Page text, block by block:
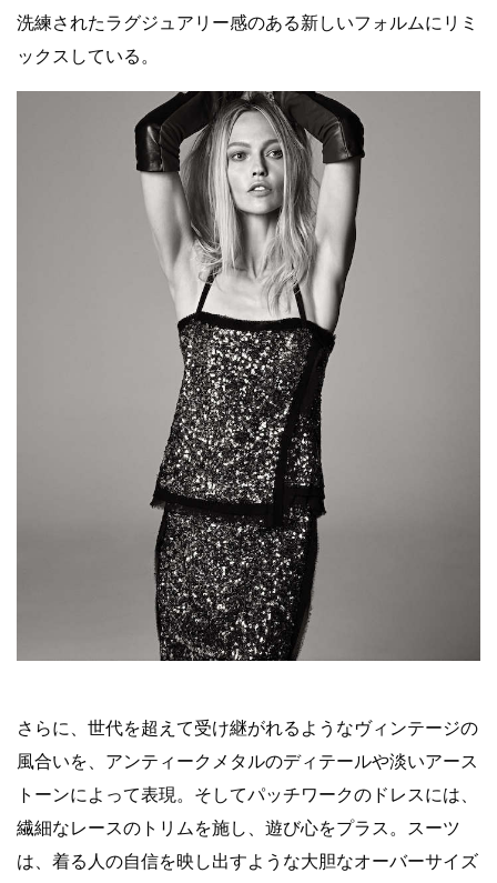
洗練されたラグジュアリー感のある新しいフォルムにリミ
ックスしている。
さらに、世代を超えて受け継がれるようなヴィンテージの
風合いを、アンティークメタルのディテールや淡いアース
トーンによって表現。そしてパッチワークのドレスには、
繊細なレースのトリムを施し、遊び心をプラス。スーツ
は、着る人の自信を映し出すような大胆なオーバーサイズ